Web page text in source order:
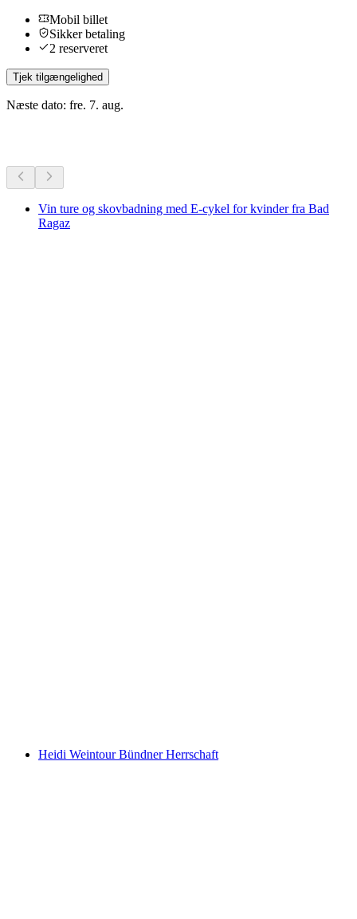
Mobil billet
Sikker betaling
2 reserveret
Tjek tilgængelighed
Næste dato: fre. 7. aug.
Vin ture og skovbadning med E-cykel for kvinder fra Bad
Ragaz
Heidi Weintour Bündner Herrschaft